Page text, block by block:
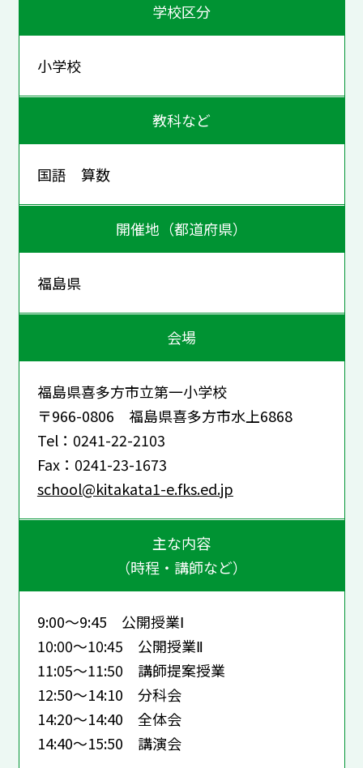
学校区分
小学校
教科など
国語 算数
開催地（都道府県）
福島県
会場
福島県喜多方市立第一小学校
〒966-0806 福島県喜多方市水上6868
Tel：0241-22-2103
Fax：0241-23-1673
school@kitakata1-e.fks.ed.jp
主な内容
（時程・講師など）
9:00～9:45 公開授業Ⅰ
10:00～10:45 公開授業Ⅱ
11:05～11:50 講師提案授業
12:50～14:10 分科会
14:20～14:40 全体会
14:40～15:50 講演会